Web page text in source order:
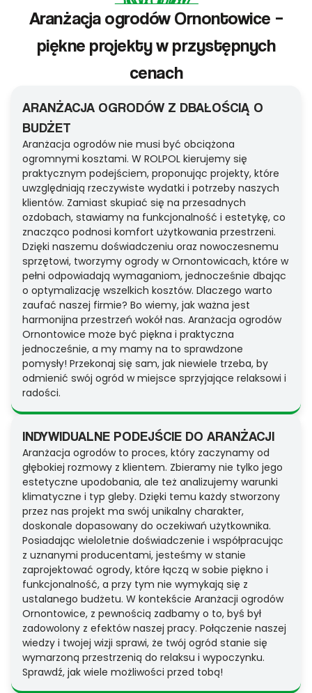
Aranżacja ogrodów Ornontowice –
piękne projekty w przystępnych
cenach
ARANŻACJA OGRODÓW Z DBAŁOŚCIĄ O
BUDŻET
Aranżacja ogrodów nie musi być obciążona
ogromnymi kosztami. W ROLPOL kierujemy się
praktycznym podejściem, proponując projekty, które
uwzględniają rzeczywiste wydatki i potrzeby naszych
klientów. Zamiast skupiać się na przesadnych
ozdobach, stawiamy na funkcjonalność i estetykę, co
znacząco podnosi komfort użytkowania przestrzeni.
Dzięki naszemu doświadczeniu oraz nowoczesnemu
sprzętowi, tworzymy ogrody w Ornontowicach, które w
pełni odpowiadają wymaganiom, jednocześnie dbając
o optymalizację wszelkich kosztów. Dlaczego warto
zaufać naszej firmie? Bo wiemy, jak ważna jest
harmonijna przestrzeń wokół nas. Aranżacja ogrodów
Ornontowice może być piękna i praktyczna
jednocześnie, a my mamy na to sprawdzone
pomysły! Przekonaj się sam, jak niewiele trzeba, by
odmienić swój ogród w miejsce sprzyjające relaksowi i
radości.
INDYWIDUALNE PODEJŚCIE DO ARANŻACJI
Aranżacja ogrodów to proces, który zaczynamy od
głębokiej rozmowy z klientem. Zbieramy nie tylko jego
estetyczne upodobania, ale też analizujemy warunki
klimatyczne i typ gleby. Dzięki temu każdy stworzony
przez nas projekt ma swój unikalny charakter,
doskonale dopasowany do oczekiwań użytkownika.
Posiadając wieloletnie doświadczenie i współpracując
z uznanymi producentami, jesteśmy w stanie
zaprojektować ogrody, które łączą w sobie piękno i
funkcjonalność, a przy tym nie wymykają się z
ustalanego budżetu. W kontekście Aranżacji ogrodów
Ornontowice, z pewnością zadbamy o to, byś był
zadowolony z efektów naszej pracy. Połączenie naszej
wiedzy i twojej wizji sprawi, że twój ogród stanie się
wymarzoną przestrzenią do relaksu i wypoczynku.
Sprawdź, jak wiele możliwości przed tobą!